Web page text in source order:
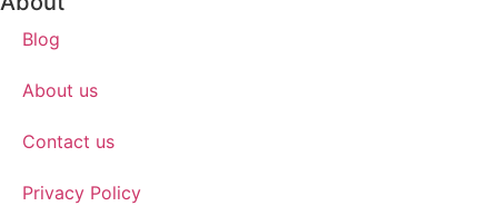
Blog
About us
Contact us
Privacy Policy